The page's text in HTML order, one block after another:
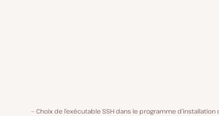
Choix de l’exécutable SSH dans le programme d’installation